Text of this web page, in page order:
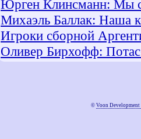
Юрген Клинсманн: Мы
Михаэль Баллак: Наша
Игроки сборной
Оливер Бирхофф:
© Voon Development